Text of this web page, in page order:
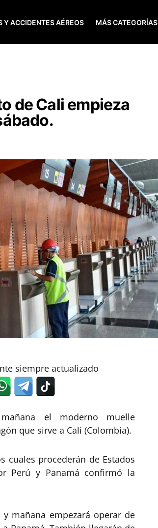
Y ACCIDENTES AÉREOS MÁS CATEGORÍAS
de Cali empieza
siempre actualizado
el moderno muelle
que sirve a Cali (Colombia).
cuales procederán de Estados
Perú y Panamá confirmó la
mañana empezará operar de